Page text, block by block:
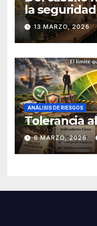
la
13 MARZO, 2026
ANÁLISIS DE RIESGOS
Tolerancia
6 MARZO, 2026